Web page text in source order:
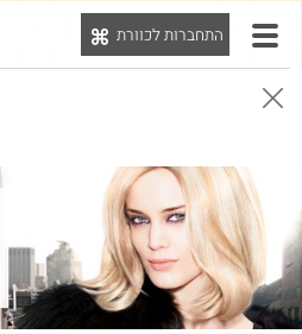
התחברות לכוורת
הבהרה: בי.דילז הינה פלטפורמה חברתית פתוחה
עדכונים מהרשת